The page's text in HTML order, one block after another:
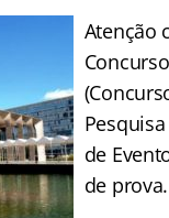
Atenção
de
de prova.